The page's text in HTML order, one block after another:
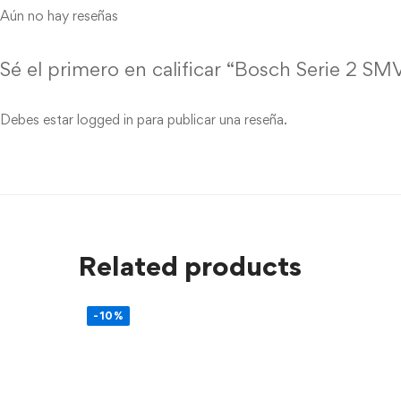
Aún no hay reseñas
Sé el primero en calificar “Bosch Serie 2
Debes estar logged in para publicar una reseña.
Related products
-10%